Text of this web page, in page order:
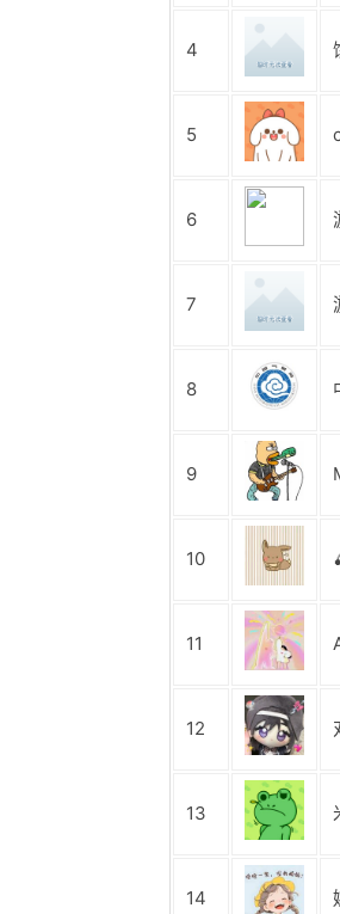
4
5
6
7
8
9
10
11
12
13
14